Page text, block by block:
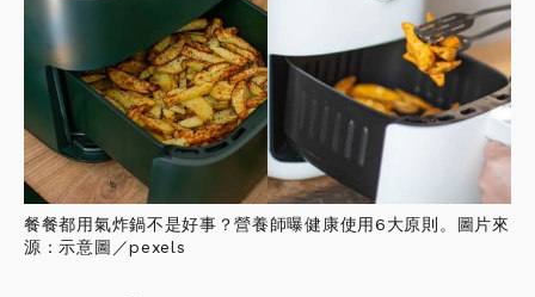
餐餐都用氣炸鍋不是好事？營養師曝健康使用6大原則。圖片來
源：示意圖／pexels